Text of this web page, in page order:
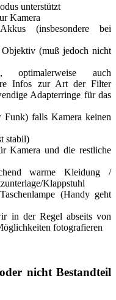
unterstützt
Kamera
(insbesondere bei
(muß jedoch nicht
optimalerweise auch
Infos zur Art der Filter
Adapterringe für das
Funk) falls Kamera keinen
stabil)
Kamera und die restliche
warme Kleidung /
Klappstuhl
(Handy geht
in der Regel abseits von
fotografieren
nicht Bestandteil